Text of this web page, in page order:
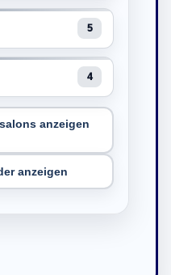
5
4
anzeigen
anzeigen